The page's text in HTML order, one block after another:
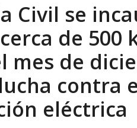
Civil se
de 500
mes de
contra
eléctrica